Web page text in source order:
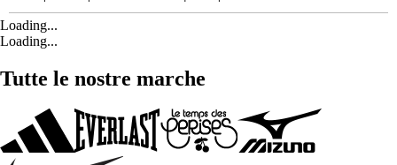
Loading...
Loading...
Tutte le nostre marche